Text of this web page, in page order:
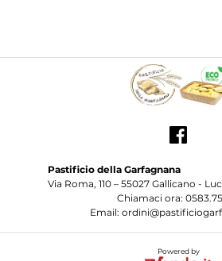
Pastificio della Garfagnana
Via Roma, 110 – 55027 Gallicano -
Chiamaci ora:
Email:
Powered by